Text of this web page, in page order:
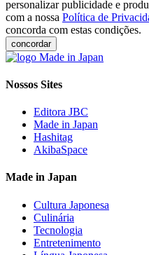
personalizar publicidade e
com a nossa Política de
concorda com estas condições.
concordar
Nossos Sites
Editora JBC
Made in Japan
Hashitag
AkibaSpace
Made in Japan
Cultura Japonesa
Culinária
Tecnologia
Entretenimento